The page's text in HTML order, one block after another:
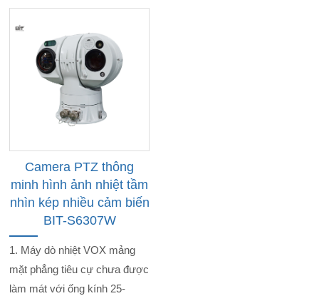
Camera PTZ thông
minh hình ảnh nhiệt tầm
nhìn kép nhiều cảm biến
BIT-S6307W
1. Máy dò nhiệt VOX mảng
mặt phẳng tiêu cự chưa được
làm mát với ống kính 25-